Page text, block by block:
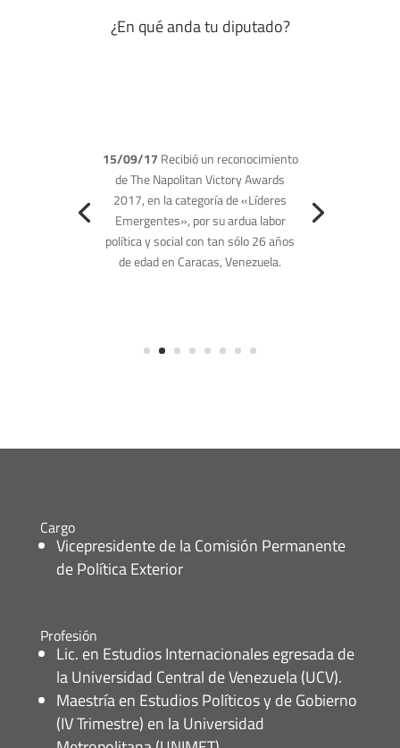
¿En qué anda tu diputado?
27/08/17
Cargo
Vicepresidente de la Comisión Permanente
de Política Exterior
Profesión
Lic. en Estudios Internacionales egresada de
la Universidad Central de Venezuela (UCV).
Maestría en Estudios Políticos y de Gobierno
(IV Trimestre) en la Universidad